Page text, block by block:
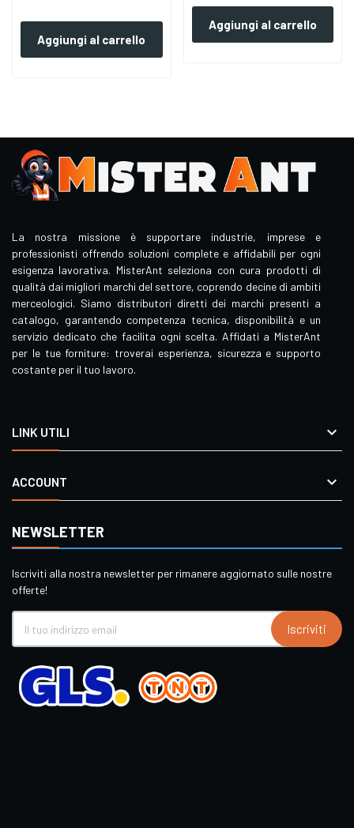
Aggiungi al carrello
Aggiungi al carrello
La nostra missione è supportare industrie, imprese e
professionisti offrendo soluzioni complete e affidabili per ogni
esigenza lavorativa. MisterAnt seleziona con cura prodotti di
qualità dai migliori marchi del settore, coprendo decine di ambiti
merceologici. Siamo distributori diretti dei marchi presenti a
catalogo, garantendo competenza tecnica, disponibilità e un
servizio dedicato che facilita ogni scelta. Affidati a MisterAnt
per le tue forniture: troverai esperienza, sicurezza e supporto
costante per il tuo lavoro.
LINK UTILI 
ACCOUNT 
NEWSLETTER
Iscriviti alla nostra newsletter per rimanere aggiornato sulle nostre
offerte!
Iscriviti